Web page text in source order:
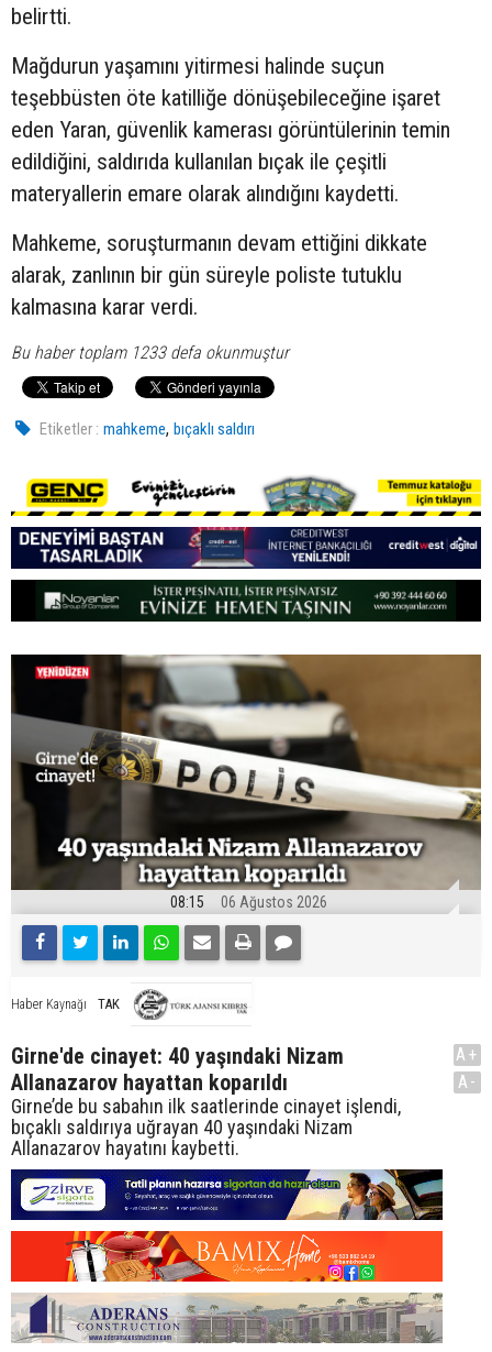
belirtti.
Mağdurun yaşamını yitirmesi halinde suçun
teşebbüsten öte katilliğe dönüşebileceğine işaret
eden Yaran, güvenlik kamerası görüntülerinin temin
edildiğini, saldırıda kullanılan bıçak ile çeşitli
materyallerin emare olarak alındığını kaydetti.
Mahkeme, soruşturmanın devam ettiğini dikkate
alarak, zanlının bir gün süreyle poliste tutuklu
kalmasına karar verdi.
Bu haber toplam 1233 defa okunmuştur
Etiketler : mahkeme,bıçaklı saldırı
08:15 06 Ağustos 2026
Haber Kaynağı TAK
Girne'de cinayet: 40 yaşındaki Nizam
Allanazarov hayattan koparıldı
Girne’de bu sabahın ilk saatlerinde cinayet işlendi,
bıçaklı saldırıya uğrayan 40 yaşındaki Nizam
Allanazarov hayatını kaybetti.
A+
A-